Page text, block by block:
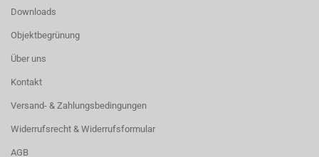
Downloads
Objektbegrünung
Über uns
Kontakt
Versand- & Zahlungsbedingungen
Widerrufsrecht & Widerrufsformular
AGB